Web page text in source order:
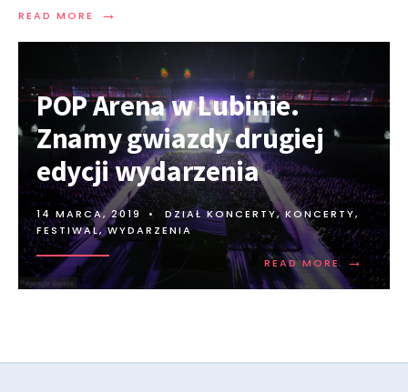
READ MORE →
POP Arena w Lubinie.
Znamy gwiazdy drugiej
edycji wydarzenia
14 MARCA, 2019 • DZIAŁ KONCERTY,KONCERTY,
FESTIWAL, WYDARZENIA
READ MORE →